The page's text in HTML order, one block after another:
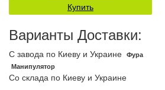
Купить
Варианты Доставки:
С завода по Киеву и Украине Фура
Манипулятор
Со склада по Киеву и Украине